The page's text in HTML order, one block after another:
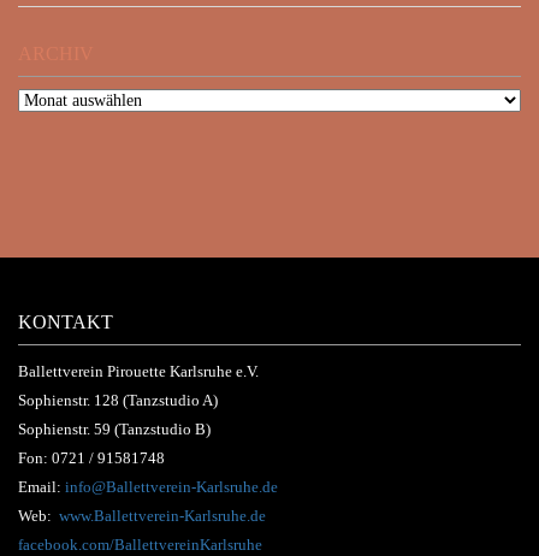
ARCHIV
KONTAKT
Ballettverein Pirouette Karlsruhe e.V.
Sophienstr. 128 (Tanzstudio A)
Sophienstr. 59 (Tanzstudio B)
Fon: 0721 / 91581748
Email: info@Ballettverein-Karlsruhe.de
Web: www.Ballettverein-Karlsruhe.de
facebook.com/BallettvereinKarlsruhe